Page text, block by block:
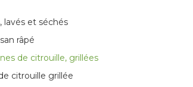
lavés et séchés
râpé
de citrouille, grillées
citrouille grillée